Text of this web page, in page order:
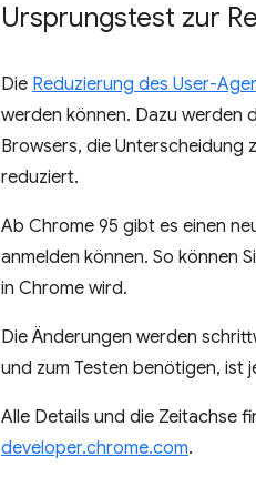
Ursprungstest zur
Die Reduzierung des User-
werden können. Dazu werden
Browsers, die
reduziert.
Ab Chrome 95 gibt es einen
anmelden können. So können
in Chrome wird.
Die Änderungen werden
und zum Testen benötigen, ist
Alle Details und die Zeitachse
developer.chrome.com.